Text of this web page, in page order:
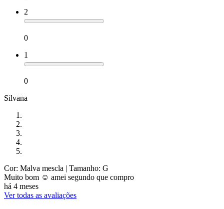
2
0
1
0
Silvana
Cor: Malva mescla | Tamanho: G
Muito bom ☺️ amei segundo que compro
há 4 meses
Ver todas as avaliações